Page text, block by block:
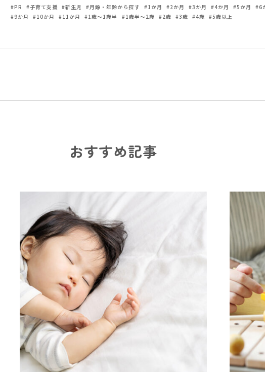
PR 子育て支援 新生児 月齢・年齢から探す 1か月 2か月 3か月 4か月 5か月 6
9か月
10か月 11か月 1歳～1歳半 1歳半～2歳 2歳 3歳 4歳 5歳以上
おすすめ記事